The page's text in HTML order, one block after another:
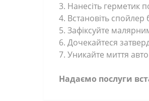
3. Нанесіть герметик
4. Встановіть спойлер
5. Зафіксуйте
6. Дочекайтеся
7. Уникайте миття
Надаємо послуги